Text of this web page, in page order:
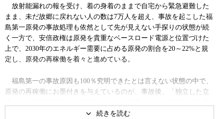
度の背景
立という幻想
放射能漏れの報を受け、着の身着のままで自宅から緊急避難した
まま、未だ故郷に戻れない人の数は7万人を超え、事故を起こした福
島第一原発の事故処理も依然として先が見えない手探りの状態が続
く一方で、安倍政権は原発を貴重なベースロード電源と位置づけた
上で、2030年のエネルギー需要に占める原発の割合を20～22%と規
定し、原発の再稼働を着々と進めている。
福島第一の事故原因も100％究明できたとは言えない状態の中で、
原発の再稼働にお墨付きを与えているのが、事故後、「独立した立
員会と呼ばれる行政機関だ。法的には環境省の外局という位置づけ